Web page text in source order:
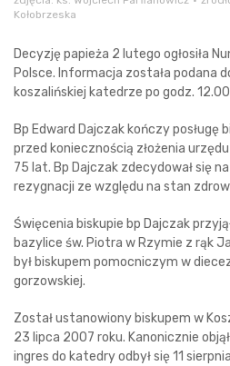
Kołobrzeska
Decyzję papieża 2 lutego ogłosiła
Polsce. Informacja została podana
koszalińskiej katedrze po godz.
Bp Edward Dajczak kończy posługę
przed koniecznością złożenia
75 lat. Bp Dajczak zdecydował się
rezygnacji ze względu na stan
Święcenia biskupie bp Dajczak
bazylice św. Piotra w Rzymie z rąk
był biskupem pomocniczym w
gorzowskiej.
Został ustanowiony biskupem w
23 lipca 2007 roku. Kanonicznie
ingres do katedry odbył się 11